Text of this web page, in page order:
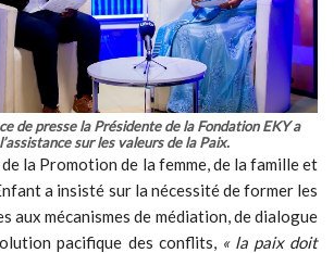
de presse la Présidente de la Fondation EKY a
sur les valeurs de la Paix.
de la Promotion de la femme, de la famille et
a insisté sur la nécessité de former les
aux mécanismes de médiation, de dialogue
pacifique des conflits, « la paix doit